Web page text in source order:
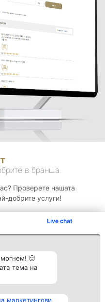
Live chat
🙂
тема на
маркетингови
в бранша.
Проверете нашата
добрите услуги!
Контакти